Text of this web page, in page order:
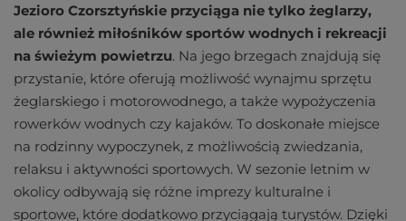
Jezioro Czorsztyńskie przyciąga nie tylko żeglarzy,
ale również miłośników sportów wodnych i rekreacji
na świeżym powietrzu. Na jego brzegach znajdują się
przystanie, które oferują możliwość wynajmu sprzętu
żeglarskiego i motorowodnego, a także wypożyczenia
rowerków wodnych czy kajaków. To doskonałe miejsce
na rodzinny wypoczynek, z możliwością zwiedzania,
relaksu i aktywności sportowych. W sezonie letnim w
okolicy odbywają się różne imprezy kulturalne i
sportowe, które dodatkowo przyciągają turystów. Dzięki